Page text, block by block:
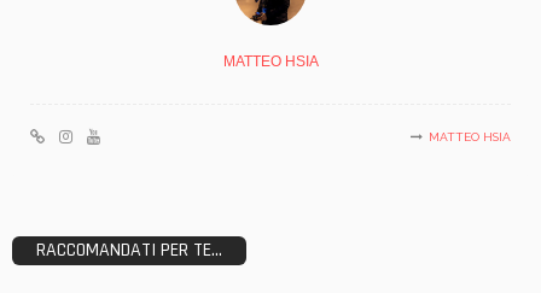
MATTEO HSIA
MATTEO HSIA
RACCOMANDATI PER TE...